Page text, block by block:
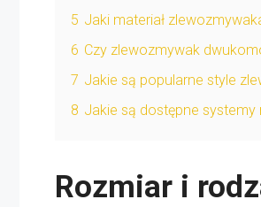
5 Jaki materiał
6 Czy zlewozmywak
7 Jakie są popularne style
8 Jakie są dostępne
Rozmiar i